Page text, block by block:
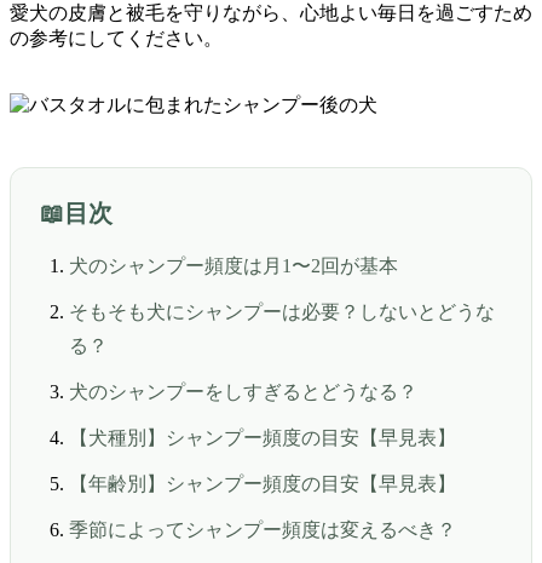
愛犬の皮膚と被毛を守りながら、心地よい毎日を過ごすため
の参考にしてください。
目次
犬のシャンプー頻度は月1〜2回が基本
そもそも犬にシャンプーは必要？しないとどうな
る？
犬のシャンプーをしすぎるとどうなる？
【犬種別】シャンプー頻度の目安【早見表】
【年齢別】シャンプー頻度の目安【早見表】
季節によってシャンプー頻度は変えるべき？